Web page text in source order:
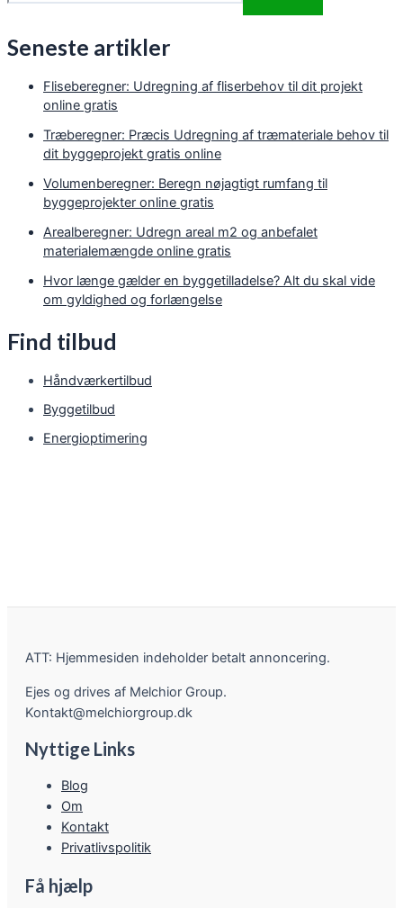
Seneste artikler
Fliseberegner: Udregning af fliserbehov til dit projekt
online gratis
Træberegner: Præcis Udregning af træmateriale behov til
dit byggeprojekt gratis online
Volumenberegner: Beregn nøjagtigt rumfang til
byggeprojekter online gratis
Arealberegner: Udregn areal m2 og anbefalet
materialemængde online gratis
Hvor længe gælder en byggetilladelse? Alt du skal vide
om gyldighed og forlængelse
Find tilbud
Håndværkertilbud
Byggetilbud
Energioptimering
ATT: Hjemmesiden indeholder betalt annoncering.
Ejes og drives af Melchior Group.
Kontakt@melchiorgroup.dk
Nyttige Links
Blog
Om
Kontakt
Privatlivspolitik
Få hjælp